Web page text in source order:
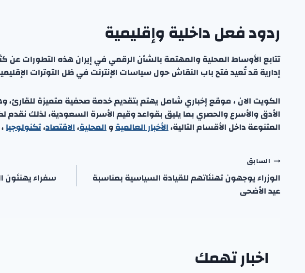
ردود فعل داخلية وإقليمية
تتابع الأوساط المحلية والمهتمة بالشأن الرقمي في إيران هذه التطورات
إدارية قد تُعيد فتح باب النقاش حول سياسات الإنترنت في ظل التوترات
الكويت الان ، موقع إخباري شامل يهتم بتقديم خدمة صحفية متميزة للقارئ،
الأدق والأسرع والحصري بما يليق بقواعد وقيم الأسرة السعودية، لذلك نقدم
المتنوعة داخل الأقسام التالية،الأخبار العالميةوالمحلية،الاقتصاد،تكنولوجيا
تصفّح
المقالات
السابق
الوزراء يوجهون تهنئاتهم للقيادة السياسية بمناسبة
عيد الأضحى
سفراء يهنئون
اخبار تهمك